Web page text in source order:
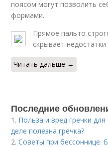
поясом могут позволить
формами.
Прямое пальто
скрывает
Читать дальше →
Последние
1. Польза и вред гречки
деле полезна гречка?
2.Советы при бессоннице.